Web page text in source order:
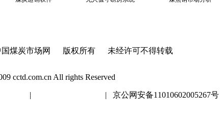
煤炭市场网 版权所有 未经许可不得转载
cctd.com.cn All rights Reserved
| | 京公网安备11010602005267号